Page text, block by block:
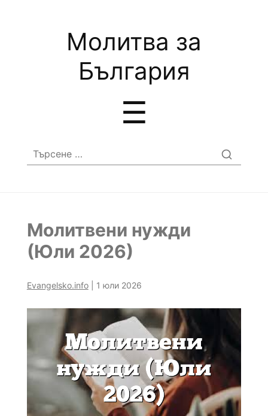
Молитва за
България
☰
Търсене
за:
Молитвени нужди
(Юли 2026)
Evangelsko.info 1 юли 2026